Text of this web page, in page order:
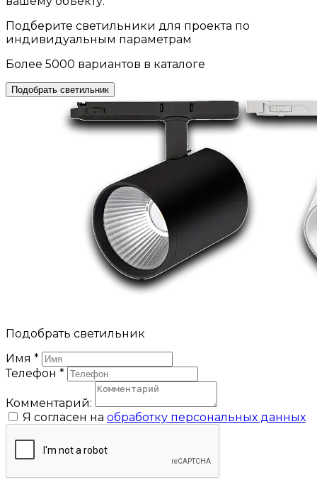
Подберите светильники для проекта по
индивидуальным параметрам
Более 5000 вариантов в каталоге
Подобрать светильник
Подобрать светильник
Имя *
Телефон *
Комментарий:
Я согласен на обработку персональных данных